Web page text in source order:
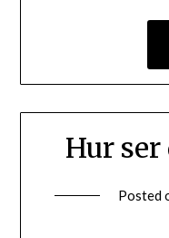
Hur
Posted